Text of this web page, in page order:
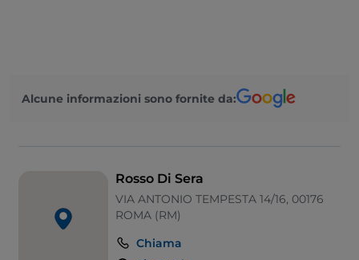
Alcune informazioni sono fornite da:
Rosso Di Sera
VIA ANTONIO TEMPESTA 14/16, 00176
ROMA (RM)
Chiama